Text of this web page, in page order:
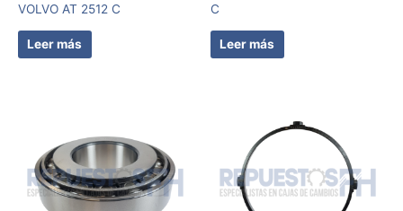
VOLVO AT 2512 C
Leer más
C
Leer más